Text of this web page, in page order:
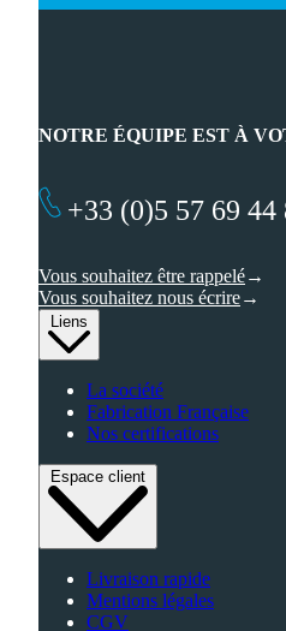
Liens
La société
Fabrication Française
Nos certifications
Espace client
Livraison rapide
Mentions légales
CGV
NOTRE ÉQUIPE EST À
+33 (0)5 57 69 44
Vous souhaitez être rappelé
Vous souhaitez nous écrire